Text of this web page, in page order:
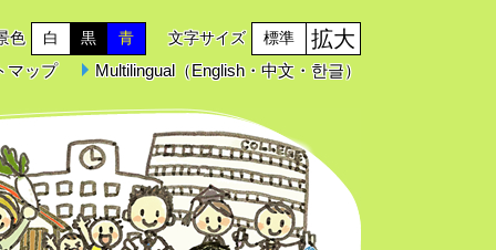
色 白 黒 青 文字サイズ 標準 拡大
マップ Multilingual（English・中文・한글）